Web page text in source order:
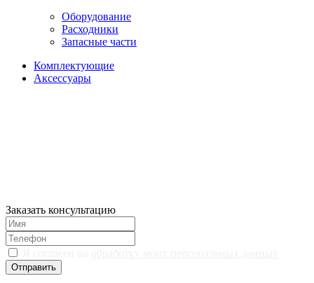
Оборудование
Расходники
Запасные части
Комплектующие
Аксессуары
Заказать консультацию
Отправить